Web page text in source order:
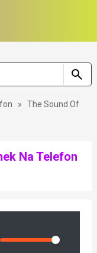
»
The Sound Of
Na Telefon
Volume